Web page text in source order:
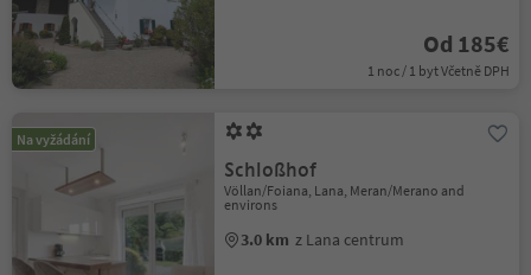
Od 185€
1 noc / 1 byt Včetně DPH
Na vyžádání
Schloßhof
Völlan/Foiana, Lana, Meran/Merano and
environs
3.0 km z Lana centrum